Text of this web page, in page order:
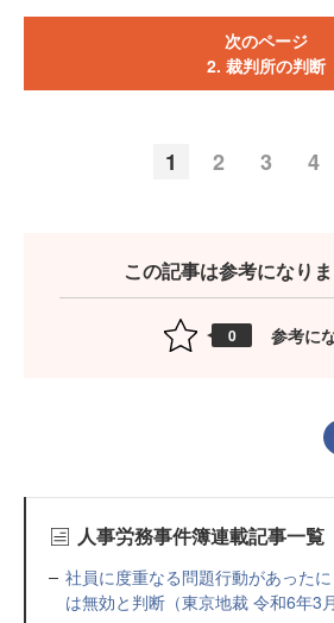
次のページ
2. 裁判所の判断
1 2 3 4
この記事は参考になり
0 参考に
人事労務事件簿連載記事一覧
社員に度重なる問題行動があった
は無効と判断（東京地裁 令和6年3